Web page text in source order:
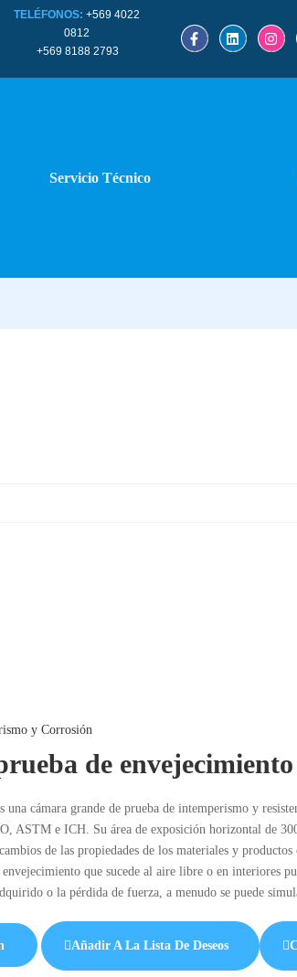
TELÉFONOS: +569 4022
0812
+569 8188 2793
Servicio Técnico
y Corrosión
de
cámara grande de prueba de intemperismo y
ASTM e ICH. Su área de exposición horizontal de
de las propiedades de los materiales y
que sucede al aire libre o en interiores
o la pérdida de fuerza, a menudo se puede
Añadir A La Lista De Deseos